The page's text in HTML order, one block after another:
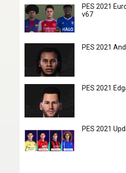
PES 2021
v67
PES 2021
PES 2021
PES 2021